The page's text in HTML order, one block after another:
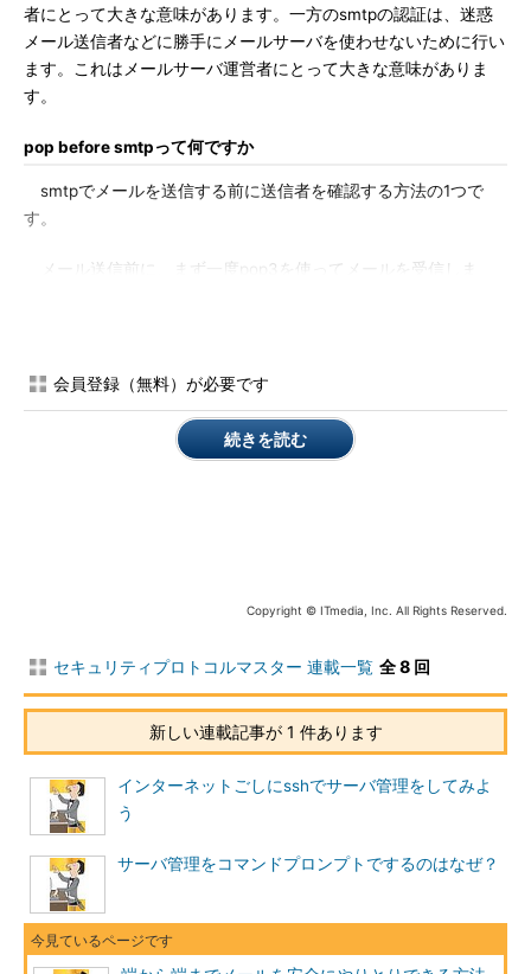
者にとって大きな意味があります。一方のsmtpの認証は、迷惑
メール送信者などに勝手にメールサーバを使わせないために行い
ます。これはメールサーバ運営者にとって大きな意味がありま
す。
pop before smtpって何ですか
smtpでメールを送信する前に送信者を確認する方法の1つで
す。
メール送信前に、まず一度pop3を使ってメールを受信しま
次にメールを送信するわけですが、そのとき「認証済みPCリ
るPCだったら、それは先にpop3の認証がうまくいったものなの
で、正当なPCだと考えてメールの送信を許可します（
図3 pop before smtpの仕組み
smtp authって何ですか
こちらもsmtpでメールを送信する前に送信者を確認する方法
の1つです。
会員登録（無料）が必要です
続きを読む
Copyright © ITmedia, Inc. All Rights Reserved.
セキュリティプロトコルマスター 連載一覧 全 8 回
新しい連載記事が 1 件あります
インターネットごしにsshでサーバ管理をしてみよ
う
サーバ管理をコマンドプロンプトでするのはなぜ？